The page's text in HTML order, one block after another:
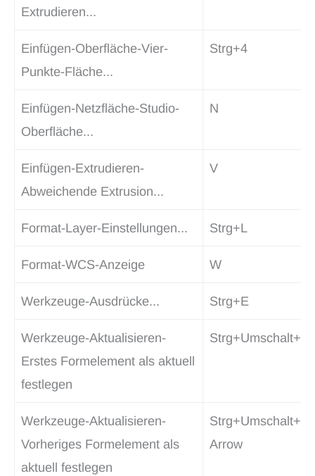
Extrudieren...
Einfügen-Oberfläche-Vier-
Punkte-Fläche...
Strg+4
Einfügen-Netzfläche-Studio-
Oberfläche...
N
Einfügen-Extrudieren-
Abweichende Extrusion...
V
Format-Layer-Einstellungen... Strg+L
Format-WCS-Anzeige W
Werkzeuge-Ausdrücke... Strg+E
Werkzeuge-Aktualisieren-
Erstes Formelement als aktuell
festlegen
Werkzeuge-Aktualisieren-
Vorheriges Formelement als
aktuell festlegen
Arrow